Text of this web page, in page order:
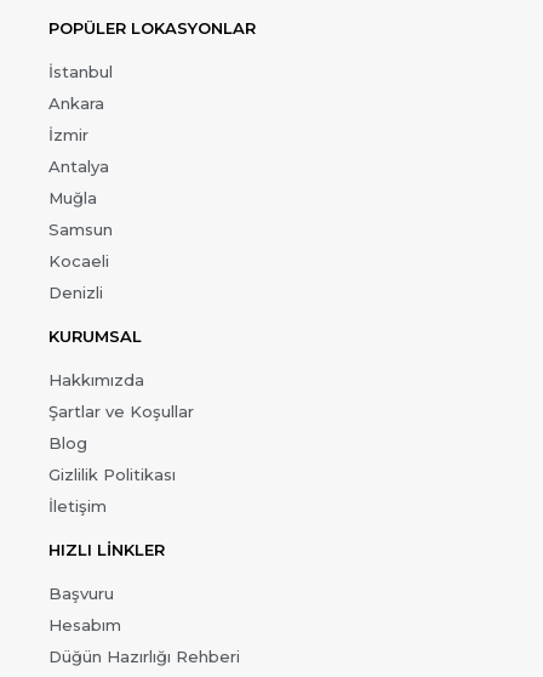
POPÜLER LOKASYONLAR
İstanbul
Ankara
İzmir
Antalya
Muğla
Samsun
Kocaeli
Denizli
KURUMSAL
Hakkımızda
Şartlar ve Koşullar
Blog
Gizlilik Politikası
İletişim
HIZLI LİNKLER
Başvuru
Hesabım
Düğün Hazırlığı Rehberi